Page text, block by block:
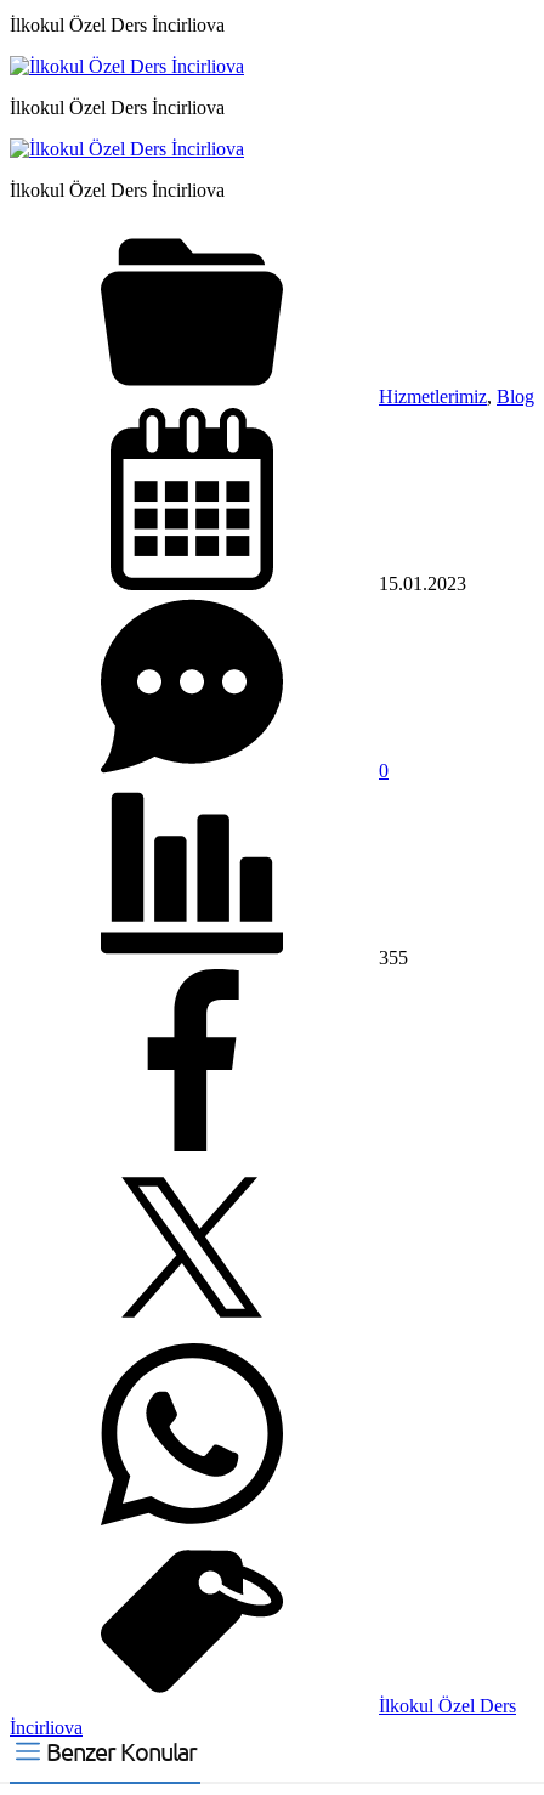
İlkokul Özel Ders İncirliova
İlkokul Özel Ders İncirliova
İlkokul Özel Ders İncirliova
Hizmetlerimiz, Blog
15.01.2023
0
355
İlkokul Özel Ders
İncirliova
Benzer Konular